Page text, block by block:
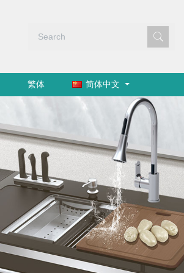
繁体 简体中文